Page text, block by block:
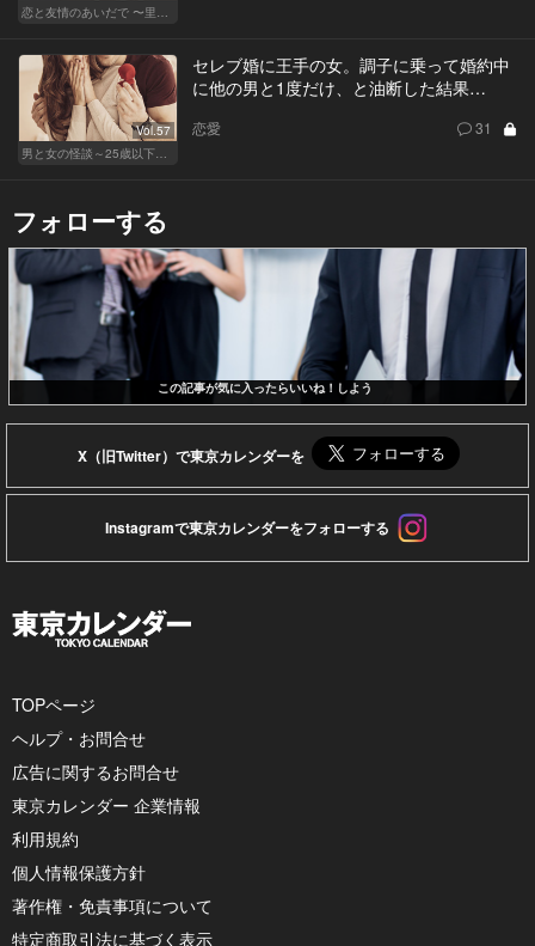
恋と友情のあいだで 〜里奈 Ver.〜
Vol.57
男と女の怪談～25歳以下閲覧禁止～
セレブ婚に王手の女。調子に乗って婚約中
に他の男と1度だけ、と油断した結果…
恋愛 31
フォローする
この記事が気に入ったらいいね！しよう
X（旧Twitter）で東京カレンダーを
Instagramで東京カレンダーをフォローする
TOPページ
ヘルプ・お問合せ
広告に関するお問合せ
東京カレンダー 企業情報
利用規約
個人情報保護方針
著作権・免責事項について
特定商取引法に基づく表示